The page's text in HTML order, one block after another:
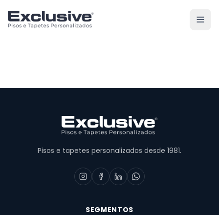
Pisos e tapetes personalizados desde 1981.
SEGMENTOS